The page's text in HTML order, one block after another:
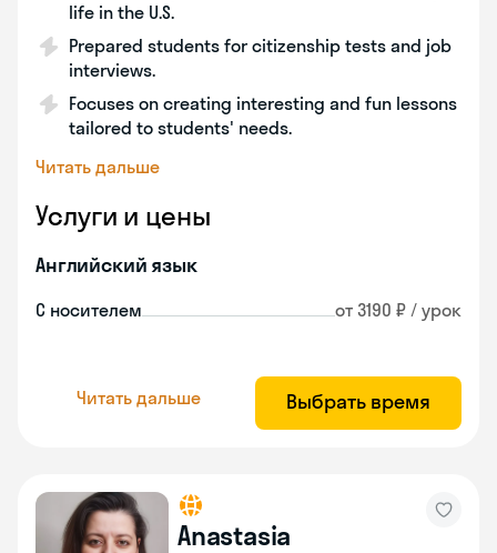
life in the U.S.
Prepared students for citizenship tests and job
interviews.
Focuses on creating interesting and fun lessons
tailored to students' needs.
Читать дальше
Услуги и цены
Английский язык
С носителем от 3190 ₽ / урок
Читать дальше Выбрать время
Anastasia